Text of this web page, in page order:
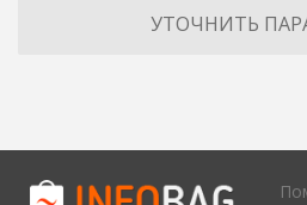
УТОЧНИТЬ